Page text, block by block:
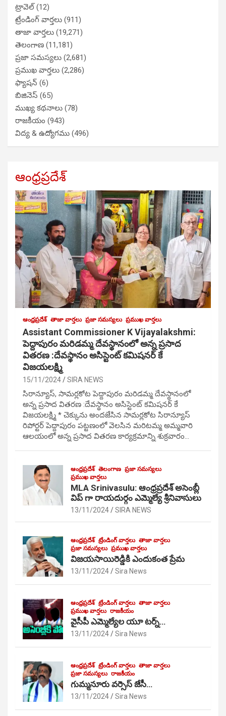
ట్రావెల్(12)
ట్రేండింగ్ వార్తలు (911)
తాజా వార్తలు (19,271)
తెలంగాణ (11,181)
ప్రజా సమస్యలు (2,681)
ప్రముఖ వార్తలు (2,286)
ఫ్యాషన్ (6)
బిజినెస్ (65)
ముఖ్య కథనాలు (78)
రాజకీయం (943)
విద్య & ఉద్యోగము (496)
ఆంధ్రప్రదేశ్
ఆంధ్రప్రదేశ్ తాజా వార్తలు ప్రజా సమస్యలు ప్రముఖ వార్తలు
Assistant Commissioner K Vijayalakshmi:
పెద్దాపురం మరిడమ్మ దేవస్థానంలో అన్న ప్రసాద
వితరణ :దేవస్థానం అసిస్టెంట్ కమిషనర్ కే
విజయలక్ష్మి
15/11/2024 SIRA NEWS
సిరాన్యూస్, సామర్లకోట పెద్దాపురం మరిడమ్మ దేవస్థానంలో
అన్న ప్రసాద వితరణ :దేవస్థానం అసిస్టెంట్ కమిషనర్ కే
విజయలక్ష్మి * చెక్కును అందజేసిన సామర్లకోట సిరాన్యూస్
రిపోర్టర్ పెద్దాపురం పట్టణంలో వెలసిన మరిటమ్మ అమ్మవారి
ఆలయంలో అన్న ప్రసాద వితరణ కార్యక్రమాన్ని శుక్రవారం…
ఆంధ్రప్రదేశ్ తెలంగాణ ప్రజా సమస్యలు
ప్రముఖ వార్తలు
MLA Srinivasulu: ఆంధ్రప్రదేశ్ అసెంబ్లీ
విప్ గా రాయదుర్గం ఎమ్మెల్యే శ్రీనివాసులు
13/11/2024 SIRA NEWS
ఆంధ్రప్రదేశ్ ట్రేండింగ్ వార్తలు తాజా వార్తలు
ప్రజా సమస్యలు ప్రముఖ వార్తలు
విజయసాయిరెడ్డికి ఎందుకంత ప్రేమ
13/11/2024 Sira News
ఆంధ్రప్రదేశ్ ట్రేండింగ్ వార్తలు తాజా వార్తలు
ప్రముఖ వార్తలు రాజకీయం
వైసీపీ ఎమ్మెల్యేల యూ టర్న్…
13/11/2024 Sira News
ఆంధ్రప్రదేశ్ ట్రేండింగ్ వార్తలు తాజా వార్తలు
ప్రజా సమస్యలు రాజకీయం
గుమ్మనూరు వర్సెస్ జేసీ…
13/11/2024 Sira News